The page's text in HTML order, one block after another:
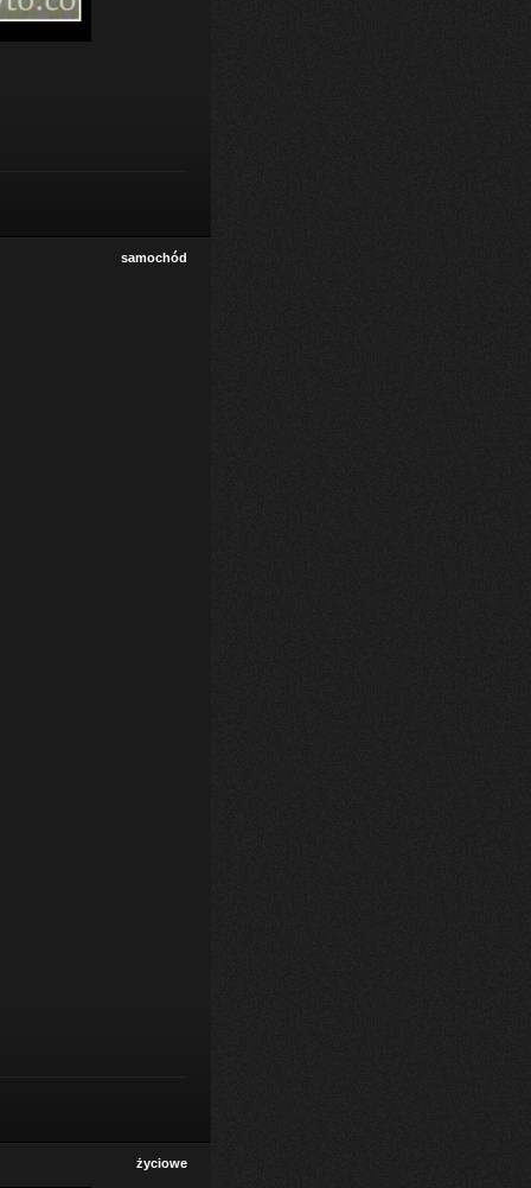
samochód
życiowe